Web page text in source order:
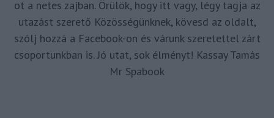
ot a netes zajban. Örülök, hogy itt vagy, légy tagja az
utazást szerető Közösségünknek, kövesd az oldalt,
szólj hozzá a Facebook-on és várunk szeretettel zárt
csoportunkban is. Jó utat, sok élményt! Kassay Tamás
Mr Spabook